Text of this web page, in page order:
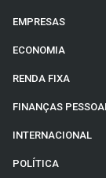
EMPRESAS
ECONOMIA
RENDA FIXA
FINANÇAS
INTERNACIONAL
POLÍTICA